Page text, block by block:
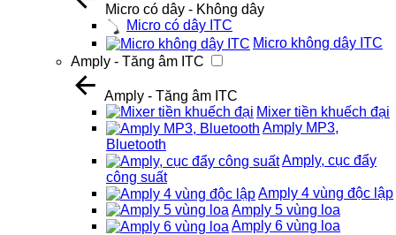
Micro có dây - Không dây
Micro có dây ITC
Micro không dây ITC
Amply - Tăng âm ITC
Amply - Tăng âm ITC
Mixer tiền khuếch đại
Amply MP3,
Bluetooth
Amply, cục đẩy
công suất
Amply 4 vùng độc lập
Amply 5 vùng loa
Amply 6 vùng loa